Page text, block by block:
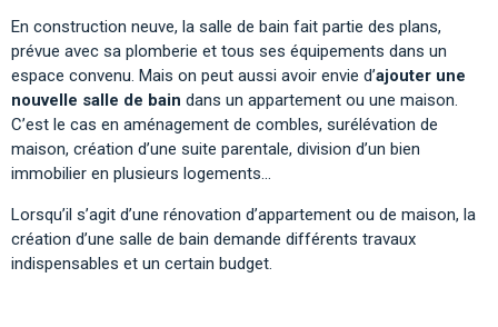
En construction neuve, la salle de bain fait partie des plans,
prévue avec sa plomberie et tous ses équipements dans un
espace convenu. Mais on peut aussi avoir envie d’ajouter une
nouvelle salle de bain dans un appartement ou une maison.
C’est le cas en aménagement de combles, surélévation de
maison, création d’une suite parentale, division d’un bien
immobilier en plusieurs logements…
Lorsqu’il s’agit d’une rénovation d’appartement ou de maison, la
création d’une salle de bain demande différents travaux
indispensables et un certain budget.